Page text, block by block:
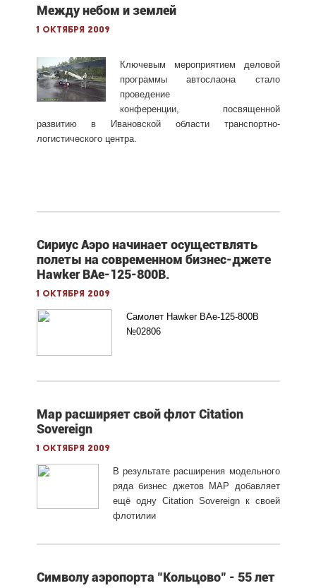
Между небом и землей
1 октября 2009
Ключевым мероприятием деловой
программы автослаона стало
проведение
конференции, посвященной
развитию в Ивановской области транспортно-
логистического центра.
Сириус Аэро начинает осуществлять
полеты на современном бизнес-джете
Hawker BAe-125-800B.
1 октября 2009
Самолет Hawker BAe-125-800B
№02806
Map расширяет свой флот Citation
Sovereign
1 октября 2009
В результате расширения модельного
ряда бизнес джетов MAP добавляет
ещё одну Citation Sovereign к своей
флотилии
Символу аэропорта "Кольцово" - 55 лет